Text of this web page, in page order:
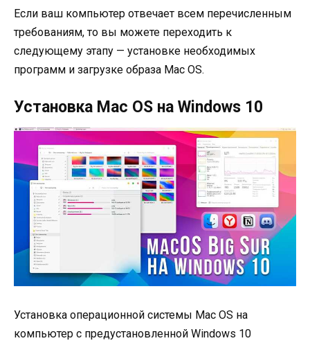
Если ваш компьютер отвечает всем перечисленным
требованиям, то вы можете переходить к
следующему этапу — установке необходимых
программ и загрузке образа Mac OS.
Установка Mac OS на Windows 10
Установка операционной системы Mac OS на
компьютер с предустановленной Windows 10